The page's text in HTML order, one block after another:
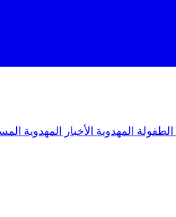
الطفولة المهدوية الأخبار المهدوية